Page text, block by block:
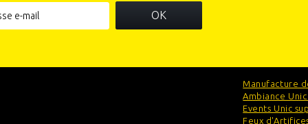
OK
Manufacture
Ambiance
Events Unic
Feux